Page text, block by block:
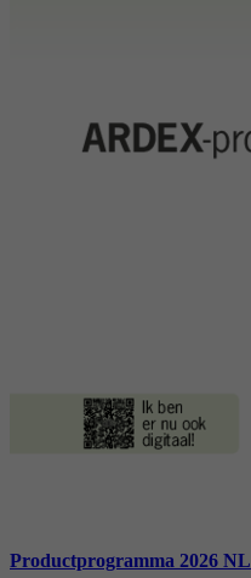
Productprogramma 2026 NL